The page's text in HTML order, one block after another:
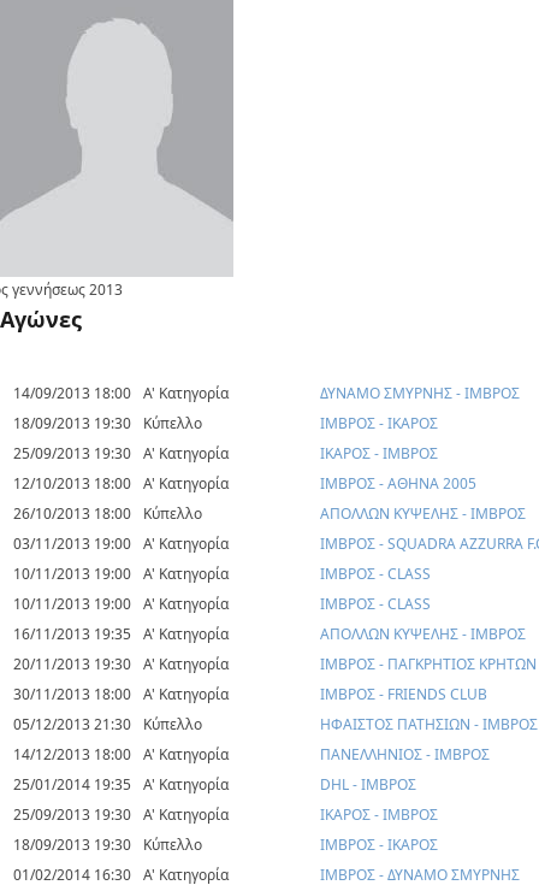
γεννήσεως2013
Αγώνες
14/09/2013 18:00 Α' Κατηγορία
ΔΥΝΑΜΟ ΣΜΥΡΝΗΣ - ΙΜΒΡΟΣ
18/09/2013 19:30
Κύπελλο
ΙΜΒΡΟΣ - ΙΚΑΡΟΣ
25/09/2013 19:30 Α' Κατηγορία
ΙΚΑΡΟΣ - ΙΜΒΡΟΣ
12/10/2013 18:00 Α' Κατηγορία
ΙΜΒΡΟΣ - ΑΘΗΝΑ 2005
26/10/2013 18:00
Κύπελλο
ΑΠΟΛΛΩΝ ΚΥΨΕΛΗΣ - ΙΜΒΡΟΣ
03/11/2013 19:00 Α' Κατηγορία
ΙΜΒΡΟΣ - SQUADRA AZZURRA
10/11/2013 19:00 Α' Κατηγορία
ΙΜΒΡΟΣ - CLASS
10/11/2013 19:00 Α' Κατηγορία
ΙΜΒΡΟΣ - CLASS
16/11/2013 19:35 Α' Κατηγορία
ΑΠΟΛΛΩΝ ΚΥΨΕΛΗΣ - ΙΜΒΡΟΣ
20/11/2013 19:30 Α' Κατηγορία
ΙΜΒΡΟΣ - ΠΑΓΚΡΗΤΙΟΣ ΚΡΗΤΩΝ
30/11/2013 18:00 Α' Κατηγορία
ΙΜΒΡΟΣ - FRIENDS CLUB
05/12/2013 21:30
Κύπελλο
ΗΦΑΙΣΤΟΣ ΠΑΤΗΣΙΩΝ - ΙΜΒΡΟΣ
14/12/2013 18:00 Α' Κατηγορία
ΠΑΝΕΛΛΗΝΙΟΣ - ΙΜΒΡΟΣ
25/01/2014 19:35 Α' Κατηγορία
DHL - ΙΜΒΡΟΣ
25/09/2013 19:30 Α' Κατηγορία
ΙΚΑΡΟΣ - ΙΜΒΡΟΣ
18/09/2013 19:30
Κύπελλο
ΙΜΒΡΟΣ - ΙΚΑΡΟΣ
01/02/2014 16:30 Α' Κατηγορία
ΙΜΒΡΟΣ - ΔΥΝΑΜΟ ΣΜΥΡΝΗΣ